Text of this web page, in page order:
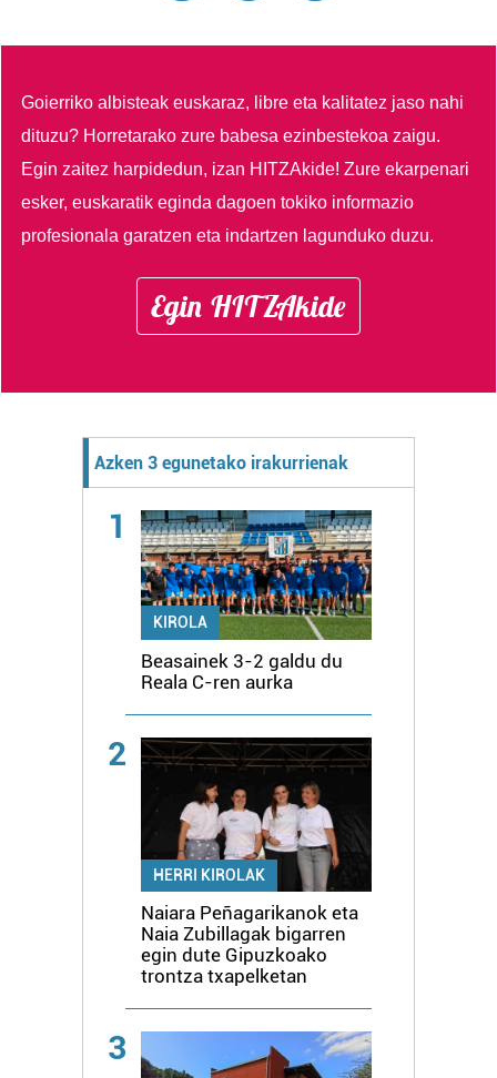
Goierriko albisteak euskaraz, libre eta kalitatez jaso nahi
dituzu? Horretarako zure babesa ezinbestekoa zaigu.
Egin zaitez harpidedun, izan HITZAkide!Zure ekarpenari
esker, euskaratik eginda dagoen tokiko informazio
profesionala garatzen eta indartzen lagunduko duzu.
Egin HITZAkide
Azken 3 egunetako irakurrienak
1
KIROLA
Beasainek 3-2 galdu du
Reala C-ren aurka
2
HERRI KIROLAK
Naiara Peñagarikanok eta
Naia Zubillagak bigarren
egin dute Gipuzkoako
trontza txapelketan
3